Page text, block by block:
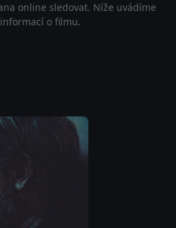
online sledovat. Níže uvádíme
o filmu.